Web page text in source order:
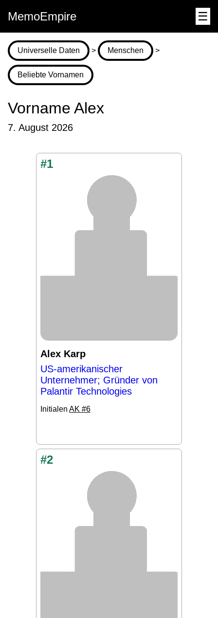
MemoEmpire ☰
Universelle Daten > Menschen >
Beliebte Vornamen
Vorname Alex
7. August 2026
#1
Alex Karp
US-amerikanischer
Unternehmer; Gründer von
Palantir Technologies
Initialen AK #6
#2